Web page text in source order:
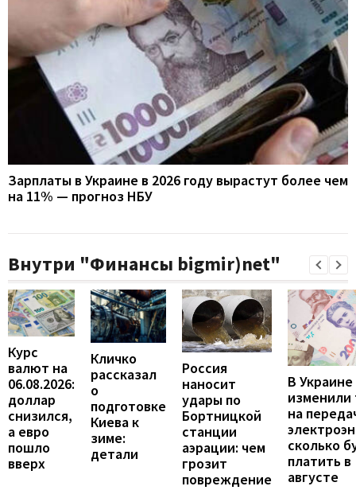
Зарплаты в Украине в 2026 году вырастут более чем
на 11% — прогноз НБУ
Внутри "Финансы bigmir)net"
Курс
валют на
06.08.2026:
доллар
снизился,
а евро
пошло
вверх
Кличко
рассказал
о
подготовке
Киева к
зиме:
детали
Россия
наносит
удары по
Бортницкой
станции
аэрации: чем
грозит
повреждение
В Украине
на
сколько
платить в
августе